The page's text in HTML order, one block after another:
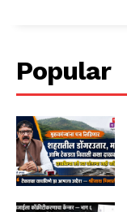
Popular